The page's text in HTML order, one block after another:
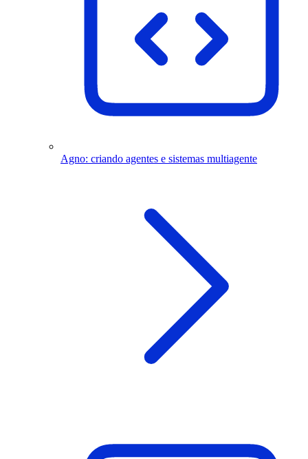
Agno: criando agentes e sistemas multiagente